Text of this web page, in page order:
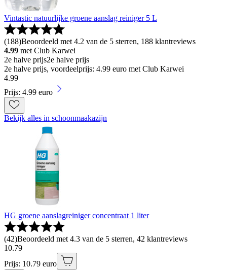
Vintastic natuurlijke groene aanslag reiniger 5 L
(188)Beoordeeld met 4.2 van de 5 sterren, 188 klantreviews
4.99 met Club Karwei
2e halve prijs2e halve prijs
2e halve prijs, voordeelprijs: 4.99 euro met Club Karwei
4.99
Prijs: 4.99 euro
Bekijk alles in schoonmaakazijn
HG groene aanslagreiniger concentraat 1 liter
(42)Beoordeeld met 4.3 van de 5 sterren, 42 klantreviews
10.79
Prijs: 10.79 euro